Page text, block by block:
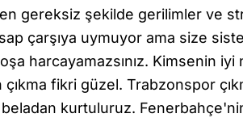
gereksiz şekilde gerilimler ve
çarşıya uymuyor ama size
harcayamazsınız. Kimsenin
fikri güzel. Trabzonspor
beladan kurtuluruz.